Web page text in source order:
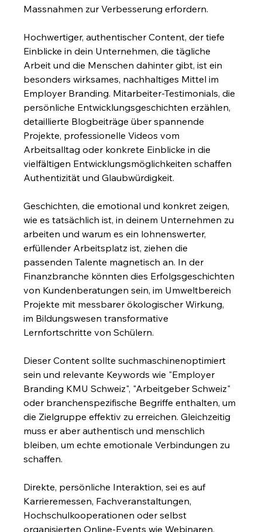
Massnahmen zur Verbesserung erfordern.
Hochwertiger, authentischer Content, der tiefe
Einblicke in dein Unternehmen, die tägliche
Arbeit und die Menschen dahinter gibt, ist ein
besonders wirksames, nachhaltiges Mittel im
Employer Branding. Mitarbeiter-Testimonials, die
persönliche Entwicklungsgeschichten erzählen,
detaillierte Blogbeiträge über spannende
Projekte, professionelle Videos vom
Arbeitsalltag oder konkrete Einblicke in die
vielfältigen Entwicklungsmöglichkeiten schaffen
Authentizität und Glaubwürdigkeit.
Geschichten, die emotional und konkret zeigen,
wie es tatsächlich ist, in deinem Unternehmen zu
arbeiten und warum es ein lohnenswerter,
erfüllender Arbeitsplatz ist, ziehen die
passenden Talente magnetisch an. In der
Finanzbranche könnten dies Erfolgsgeschichten
von Kundenberatungen sein, im Umweltbereich
Projekte mit messbarer ökologischer Wirkung,
im Bildungswesen transformative
Lernfortschritte von Schülern.
Dieser Content sollte suchmaschinenoptimiert
sein und relevante Keywords wie "Employer
Branding KMU Schweiz", "Arbeitgeber Schweiz"
oder branchenspezifische Begriffe enthalten, um
die Zielgruppe effektiv zu erreichen. Gleichzeitig
muss er aber authentisch und menschlich
bleiben, um echte emotionale Verbindungen zu
schaffen.
Direkte, persönliche Interaktion, sei es auf
Karrieremessen, Fachveranstaltungen,
Hochschulkooperationen oder selbst
organisierten Online-Events wie Webinaren,